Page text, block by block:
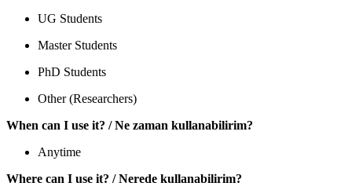
UG Students
Master Students
PhD Students
Other (Researchers)
When can I use it? / Ne zaman kullanabilirim?
Anytime
Where can I use it? / Nerede kullanabilirim?